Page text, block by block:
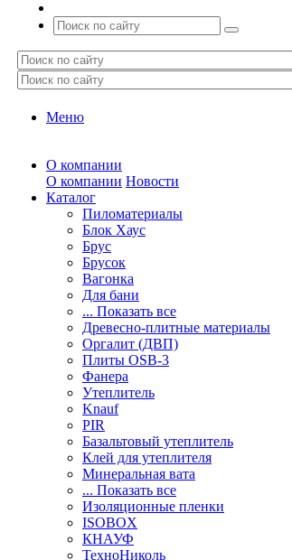
Меню
О компании
О компании Новости
Каталог
Пиломатериалы
Блок Хаус
Брус
Брусок
Вагонка
Для бани
... Показать все
Древесно-плитные материалы
Оргалит (ДВП)
Плиты OSB-3
Фанера
Утеплитель
Knauf
PIR
Базальтовый утеплитель
Клей для утеплителя
Минеральная вата
... Показать все
Изоляционные пленки
ISOBOX
КНАУФ
ТехноНиколь